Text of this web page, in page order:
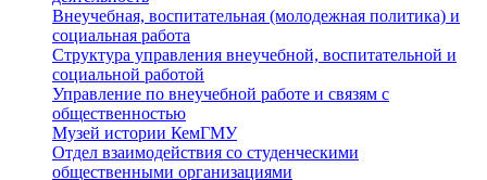
Внеучебная, воспитательная (молодежная политика) и
социальная работа
Структура управления внеучебной, воспитательной и
социальной работой
Управление по внеучебной работе и связям с
общественностью
Музей истории КемГМУ
Отдел взаимодействия со студенческими
общественными организациями